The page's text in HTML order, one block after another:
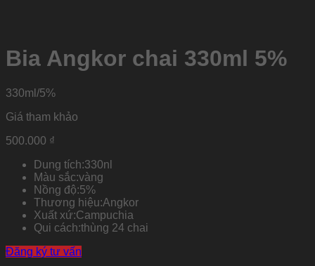
Bia Angkor chai 330ml 5%
330ml/5%
Giá tham khảo
500.000 ₫
Dung tích:330nl
Màu sắc:vàng
Nồng độ:5%
Thương hiệu:Angkor
Xuất xứ:Campuchia
Qui cách:thùng 24 chai
Đăng ký tư vấn